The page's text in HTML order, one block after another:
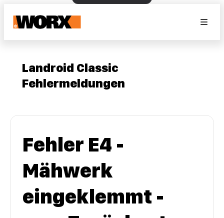
Landroid Classic
Fehlermeldungen
Fehler E4 -
Mähwerk
eingeklemmt -